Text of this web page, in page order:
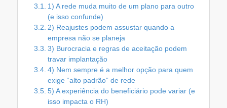
1) A rede muda muito de um plano para outro
(e isso confunde)
2) Reajustes podem assustar quando a
empresa não se planeja
3) Burocracia e regras de aceitação podem
travar implantação
4) Nem sempre é a melhor opção para quem
exige “alto padrão” de rede
5) A experiência do beneficiário pode variar (e
isso impacta o RH)